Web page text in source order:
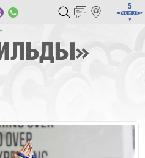
ViberWhatsApp